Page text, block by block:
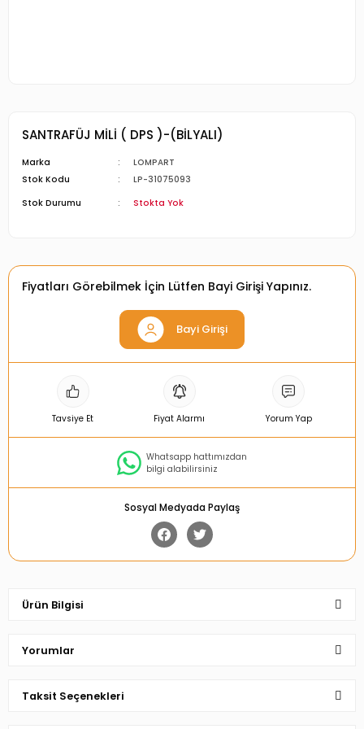
SANTRAFÜJ MİLİ ( DPS )-(BİLYALI)
Marka
LOMPART
Stok Kodu
LP-31075093
Stok Durumu
Stokta Yok
Fiyatları Görebilmek İçin Lütfen Bayi Girişi Yapınız.
Bayi Girişi
Tavsiye Et Fiyat Alarmı Yorum Yap
Whatsapp hattımızdan
bilgi alabilirsiniz
Sosyal Medyada Paylaş
Ürün Bilgisi
Yorumlar
Taksit Seçenekleri